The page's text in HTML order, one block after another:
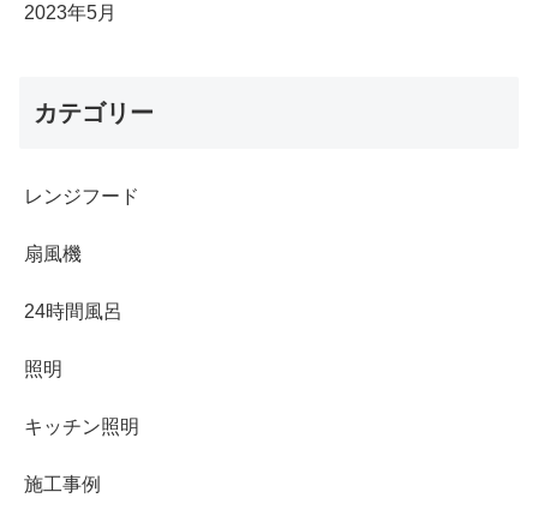
2023年5月
カテゴリー
レンジフード
扇風機
24時間風呂
照明
キッチン照明
施工事例